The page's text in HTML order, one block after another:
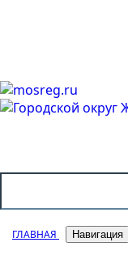
ГЛАВНАЯ Навигация